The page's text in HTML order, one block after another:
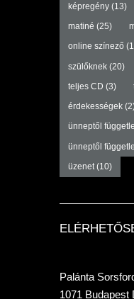
képregény(13)
matiné (25)
online színező
szülőknek(20)
teljes CD (3)
érdekességek
ünneptől
ünneptől
üzenet(10)
Palánta
1071 Budapest